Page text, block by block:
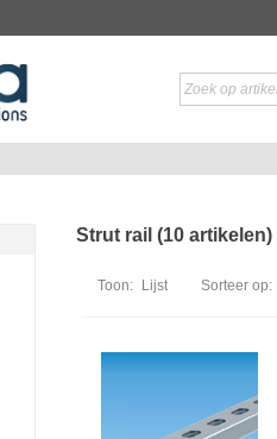
Strut rail (10 artikelen)
Toon: Lijst Sorteer op: